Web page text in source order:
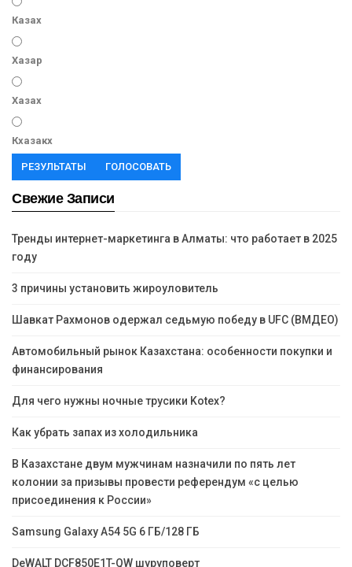
Казах
Хазар
Хазах
Кхазакх
РЕЗУЛЬТАТЫ ГОЛОСОВАТЬ
Свежие Записи
Тренды интернет-маркетинга в Алматы: что работает в 2025
году
3 причины установить жироуловитель
Шавкат Рахмонов одержал седьмую победу в UFC (ВМДЕО)
Автомобильный рынок Казахстана: особенности покупки и
финансирования
Для чего нужны ночные трусики Kotex?
Как убрать запах из холодильника
В Казахстане двум мужчинам назначили по пять лет
колонии за призывы провести референдум «с целью
присоединения к России»
Samsung Galaxy A54 5G 6 ГБ/128 ГБ
DeWALT DCF850E1T-QW шуруповерт